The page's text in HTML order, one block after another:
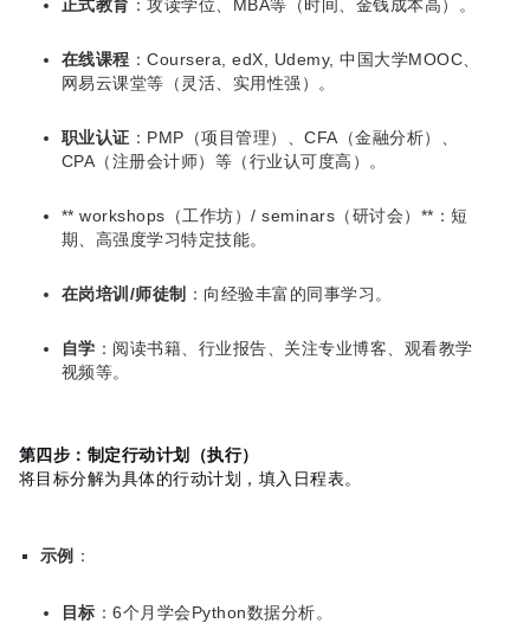
正式教育 ：攻读学位、MBA等（时间、金钱成本高）。
在线课程 ：Coursera, edX, Udemy, 中国大学MOOC、
网易云课堂等（灵活、实用性强）。
职业认证 ：PMP（项目管理）、CFA（金融分析）、
CPA（注册会计师）等（行业认可度高）。
** workshops（工作坊）/ seminars（研讨会）**：短
期、高强度学习特定技能。
在岗培训/师徒制 ：向经验丰富的同事学习。
自学 ：阅读书籍、行业报告、关注专业博客、观看教学
视频等。
第四步：制定行动计划（执行）
将目标分解为具体的行动计划，填入日程表。
示例 ：
目标 ：6个月学会Python数据分析。